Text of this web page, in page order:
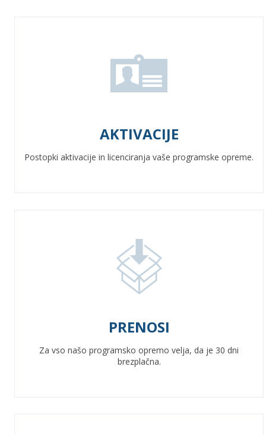
AKTIVACIJE
Postopki aktivacije in licenciranja vaše programske opreme.
PRENOSI
Za vso našo programsko opremo velja, da je 30 dni
brezplačna.